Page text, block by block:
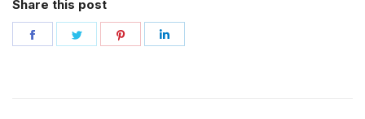
Share this post
Share
Share
Share